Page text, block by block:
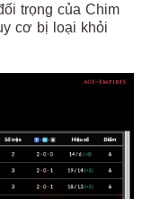
trọng của Chim
cơ bị loại khỏi